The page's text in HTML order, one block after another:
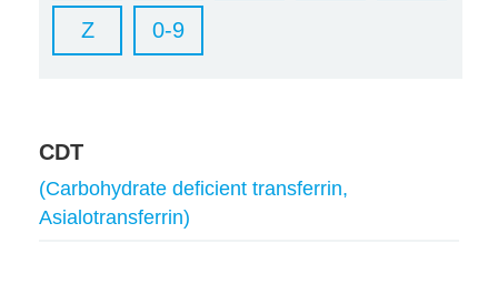
Z 0-9
CDT
(Carbohydrate deficient transferrin,
Asialotransferrin)